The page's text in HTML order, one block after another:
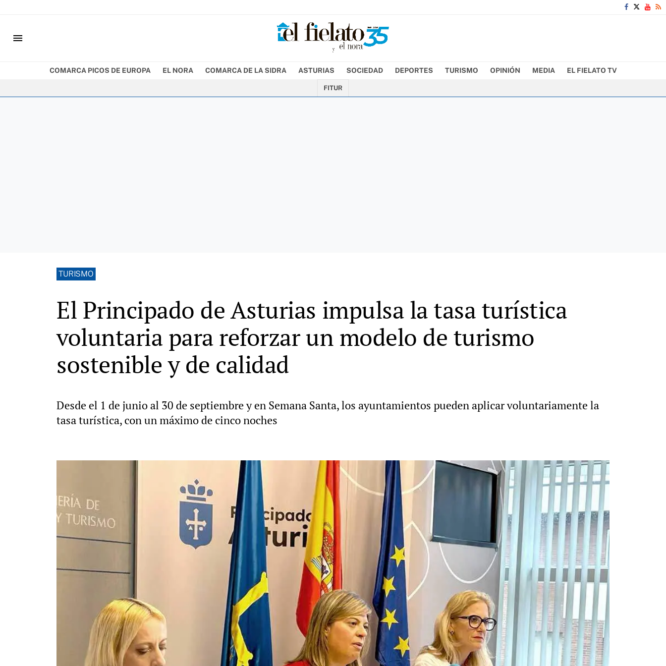
menu
COMARCA PICOS DE EUROPA EL NORA COMARCA DE LA SIDRA ASTURIAS SOCIEDAD DEPORTES TURISMO OPINIÓN MEDIA EL FIELATO TV
FITUR
TURISMO
El Principado de Asturias impulsa la tasa turística
voluntaria para reforzar un modelo de turismo
sostenible y de calidad
Desde el 1 de junio al 30 de septiembre y en Semana Santa, los ayuntamientos pueden aplicar voluntariamente la
tasa turística, con un máximo de cinco noches